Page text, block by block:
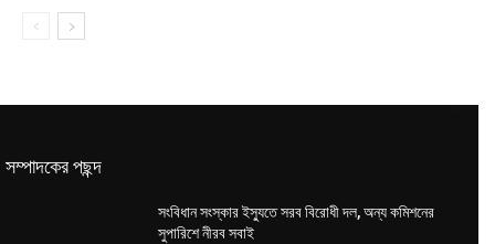
সম্পাদকের পছন্দ
সংবিধান সংস্কার ইস্যুতে সরব বিরোধী দল, অন্য কমিশনের
সুপারিশে নীরব সবাই